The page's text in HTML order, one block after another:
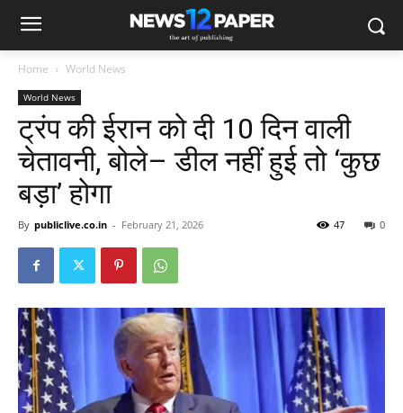
Home World News
World News
ट्रंप की ईरान को दी 10 दिन वाली
चेतावनी, बोले– डील नहीं हुई तो ‘कुछ
बड़ा’ होगा
By publiclive.co.in - February 21, 2026 0
47